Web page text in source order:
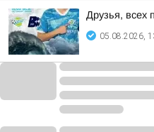
Друзья, всех
05.08.2026,